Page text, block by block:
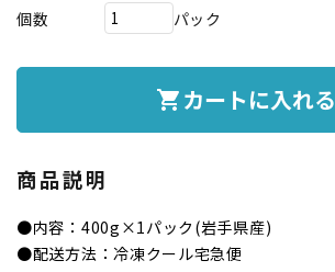
個数 パック
shopping_cart カートに入れる
商品説明
●内容：400g×1パック(岩手県産)
●配送方法：冷凍クール宅急便